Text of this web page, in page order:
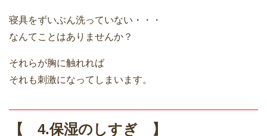
寝具をずいぶん洗っていない・・・
なんてことはありませんか？
それらが胸に触れれば
それも刺激になってしまいます。
【 4.保湿のしすぎ 】